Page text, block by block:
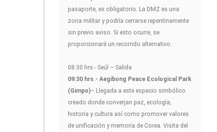
pasaporte, es obligatorio. La DMZ es una
zona militar y podría cerrarse repentinamente
sin previo aviso. Si esto ocurre, se
proporcionará un recorrido alternativo.
08:30 hrs.- Seúl – Salida
09:30 hrs.- Aegibong Peace Ecological Park
(Gimpo)– Llegada a este espacio simbólico
creado donde converjan paz, ecología,
historia y cultura así como promover valores
de unificación y memoria de Corea. Visita del